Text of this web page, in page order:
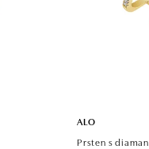
ALO
Prsten s